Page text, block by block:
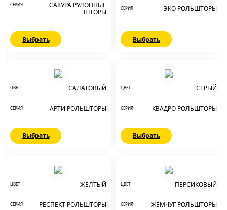
СЕРИЯ
САКУРА РУЛОННЫЕ
ШТОРЫ
Выбрать
СЕРИЯ ЭКО РОЛЬШТОРЫ
Выбрать
ЦВЕТ САЛАТОВЫЙ
СЕРИЯ АРТИ РОЛЬШТОРЫ
Выбрать
ЦВЕТ СЕРЫЙ
СЕРИЯ КВАДРО РОЛЬШТОРЫ
Выбрать
ЦВЕТ ЖЕЛТЫЙ
СЕРИЯ РЕСПЕКТ РОЛЬШТОРЫ
ЦВЕТ ПЕРСИКОВЫЙ
СЕРИЯ ЖЕМЧУГ РОЛЬШТОРЫ